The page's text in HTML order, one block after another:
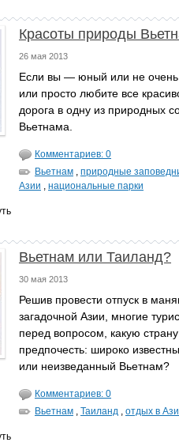
Красоты природы
26 мая 2013
Если вы — юный или не очень
или просто любите все
дорога в одну из природных
Вьетнама.
Комментариев: 0
Вьетнам , природные
Азии , национальные парки
Вьетнам или Таиланд?
30 мая 2013
Решив провести отпуск в
загадочной Азии, многие
перед вопросом, какую страну
предпочесть: широко
или неизведанный Вьетнам?
Комментариев: 0
Вьетнам , Таиланд , отдых в